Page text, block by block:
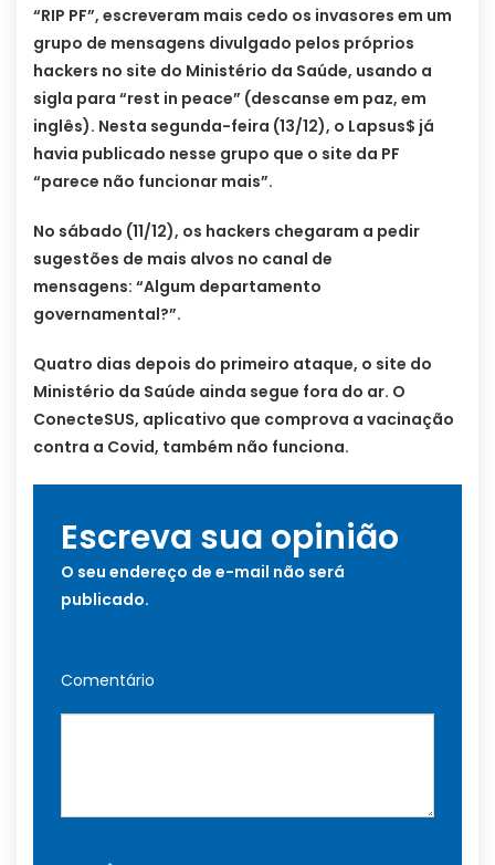
“RIP PF”, escreveram mais cedo os invasores em um
grupo de mensagens divulgado pelos próprios
hackers no site do Ministério da Saúde, usando a
sigla para “rest in peace” (descanse em paz, em
inglês). Nesta segunda-feira (13/12), o Lapsus$ já
havia publicado nesse grupo que o site da PF
“parece não funcionar mais”.
No sábado (11/12), os hackers chegaram a pedir
sugestões de mais alvos no canal de
mensagens: “Algum departamento
governamental?”.
Quatro dias depois do primeiro ataque, o site do
Ministério da Saúde ainda segue fora do ar. O
ConecteSUS, aplicativo que comprova a vacinação
contra a Covid, também não funciona.
Escreva sua opinião
O seu endereço de e-mail não será
publicado.
Comentário